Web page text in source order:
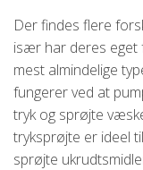
Der findes flere
især har deres eget
mest almindelige
fungerer ved at
tryk og sprøjte
tryksprøjte er ideel
sprøjte